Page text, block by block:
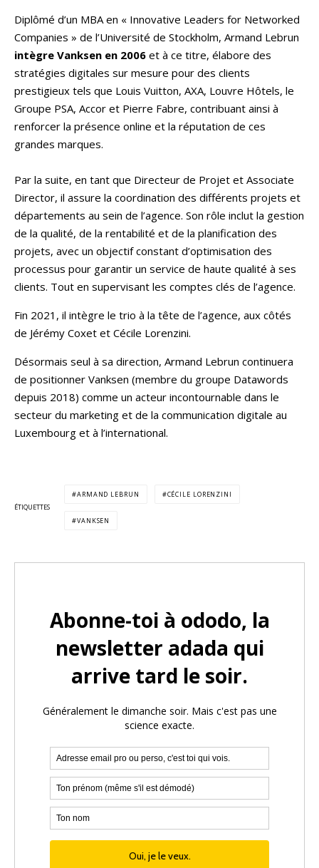
Diplômé d’un MBA en « Innovative Leaders for Networked
Companies » de l’Université de Stockholm, Armand Lebrun
intègre Vanksen en 2006 et à ce titre, élabore des
stratégies digitales sur mesure pour des clients
prestigieux tels que Louis Vuitton, AXA, Louvre Hôtels, le
Groupe PSA, Accor et Pierre Fabre, contribuant ainsi à
renforcer la présence online et la réputation de ces
grandes marques.
Par la suite, en tant que Directeur de Projet et Associate
Director, il assure la coordination des différents projets et
départements au sein de l’agence. Son rôle inclut la gestion
de la qualité, de la rentabilité et de la planification des
projets, avec un objectif constant d’optimisation des
processus pour garantir un service de haute qualité à ses
clients. Tout en supervisant les comptes clés de l’agence.
Fin 2021, il intègre le trio à la tête de l’agence, aux côtés
de Jérémy Coxet et Cécile Lorenzini.
Désormais seul à sa direction, Armand Lebrun continuera
de positionner Vanksen (membre du groupe Datawords
depuis 2018) comme un acteur incontournable dans le
secteur du marketing et de la communication digitale au
Luxembourg et à l’international.
ÉTIQUETTES
ARMAND LEBRUN CÉCILE LORENZINI
VANKSEN